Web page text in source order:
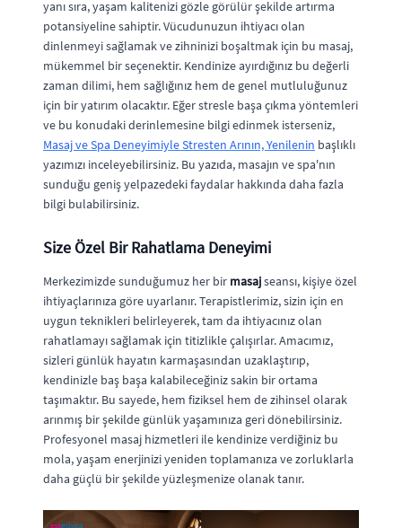
yanı sıra, yaşam kalitenizi gözle görülür şekilde artırma
potansiyeline sahiptir. Vücudunuzun ihtiyacı olan
dinlenmeyi sağlamak ve zihninizi boşaltmak için bu masaj,
mükemmel bir seçenektir. Kendinize ayırdığınız bu değerli
zaman dilimi, hem sağlığınız hem de genel mutluluğunuz
için bir yatırım olacaktır. Eğer stresle başa çıkma yöntemleri
ve bu konudaki derinlemesine bilgi edinmek isterseniz,
Masaj ve Spa Deneyimiyle Stresten Arının, Yenilenin başlıklı
yazımızı inceleyebilirsiniz. Bu yazıda, masajın ve spa'nın
sunduğu geniş yelpazedeki faydalar hakkında daha fazla
bilgi bulabilirsiniz.
Size Özel Bir Rahatlama Deneyimi
Merkezimizde sunduğumuz her bir masajseansı, kişiye özel
ihtiyaçlarınıza göre uyarlanır. Terapistlerimiz, sizin için en
uygun teknikleri belirleyerek, tam da ihtiyacınız olan
rahatlamayı sağlamak için titizlikle çalışırlar. Amacımız,
sizleri günlük hayatın karmaşasından uzaklaştırıp,
kendinizle baş başa kalabileceğiniz sakin bir ortama
taşımaktır. Bu sayede, hem fiziksel hem de zihinsel olarak
arınmış bir şekilde günlük yaşamınıza geri dönebilirsiniz.
Profesyonel masaj hizmetleri ile kendinize verdiğiniz bu
mola, yaşam enerjinizi yeniden toplamanıza ve zorluklarla
daha güçlü bir şekilde yüzleşmenize olanak tanır.